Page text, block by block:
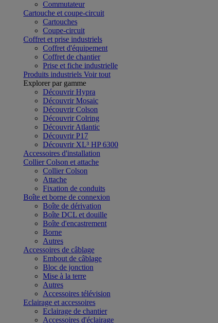
Commutateur
Cartouche et coupe-circuit
Cartouches
Coupe-circuit
Coffret et prise industriels
Coffret d'équipement
Coffret de chantier
Prise et fiche industrielle
Produits industriels Voir tout
Explorer par gamme
Découvrir Hypra
Découvrir Mosaic
Découvrir Colson
Découvrir Colring
Découvrir Atlantic
Découvrir P17
Découvrir XL³ HP 6300
Accessoires d'installation
Collier Colson et attache
Collier Colson
Attache
Fixation de conduits
Boîte et borne de connexion
Boîte de dérivation
Boîte DCL et douille
Boîte d'encastrement
Borne
Autres
Accessoires de câblage
Embout de câblage
Bloc de jonction
Mise à la terre
Autres
Accessoires télévision
Eclairage et accessoires
Eclairage de chantier
Accessoires d'éclairage